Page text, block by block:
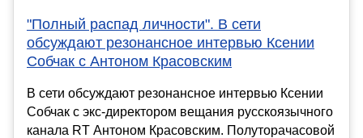
"Полный распад личности". В сети
обсуждают резонансное интервью Ксении
Собчак с Антоном Красовским
В сети обсуждают резонансное интервью Ксении
Собчак с экс-директором вещания русскоязычного
канала RT Антоном Красовским. Полуторачасовой